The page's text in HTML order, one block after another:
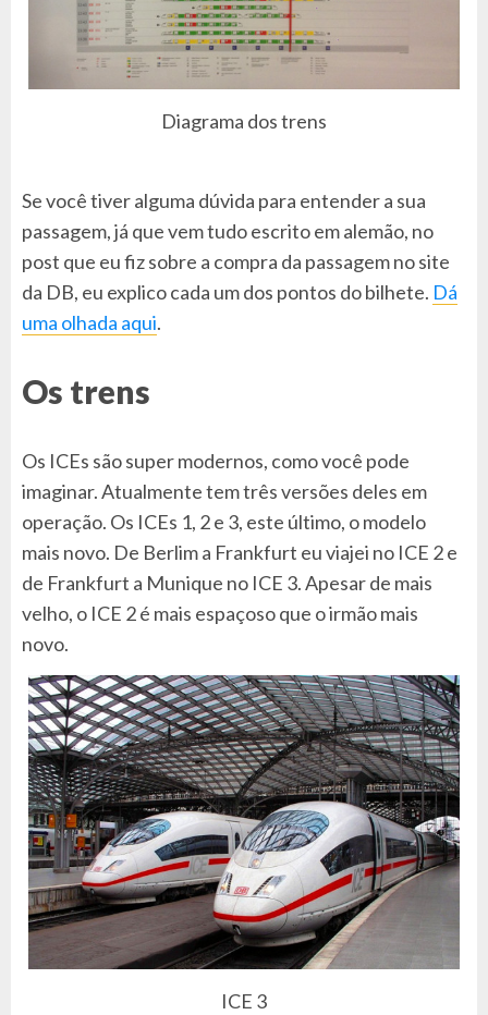
Diagrama dos trens
Se você tiver alguma dúvida para entender a sua
passagem, já que vem tudo escrito em alemão, no
post que eu fiz sobre a compra da passagem no site
da DB, eu explico cada um dos pontos do bilhete. Dá
uma olhada aqui.
Os trens
Os ICEs são super modernos, como você pode
imaginar. Atualmente tem três versões deles em
operação. Os ICEs 1, 2 e 3, este último, o modelo
mais novo. De Berlim a Frankfurt eu viajei no ICE 2 e
de Frankfurt a Munique no ICE 3. Apesar de mais
velho, o ICE 2 é mais espaçoso que o irmão mais
novo.
ICE 3